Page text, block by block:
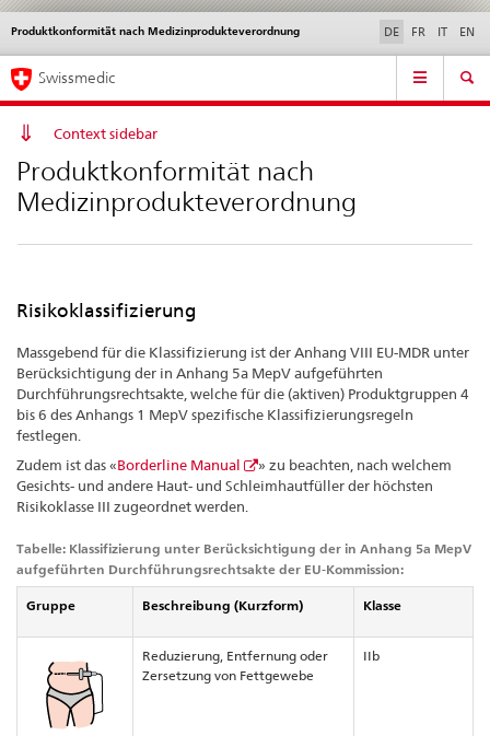
Direktnavigation
News,
Rechtsgrundlagen,
Kontakt
News & Updates Kontakt | Support & Hilfe
Produktkonformität nach Medizinprodukteverordnung
Sprachwahl DE FR IT EN
Service
Hauptnavigation
Swissmedic
Context sidebar
Produktkonformität nach
Medizinprodukteverordnung
Risikoklassifizierung
Massgebend für die Klassifizierung ist der Anhang VIII EU-MDR unter
Berücksichtigung der in Anhang 5a MepV aufgeführten
Durchführungsrechtsakte, welche für die (aktiven) Produktgruppen 4
bis 6 des Anhangs 1 MepV spezifische Klassifizierungsregeln
festlegen.
Zudem ist das «Borderline Manual
» zu beachten, nach welchem
Gesichts- und andere Haut- und Schleimhautfüller der höchsten
Risikoklasse III zugeordnet werden.
Tabelle: Klassifizierung unter Berücksichtigung der in Anhang 5a MepV
aufgeführten Durchführungsrechtsakte der EU-Kommission:
Gruppe Beschreibung (Kurzform) Klasse
Reduzierung, Entfernung oder
Zersetzung von Fettgewebe
IIb